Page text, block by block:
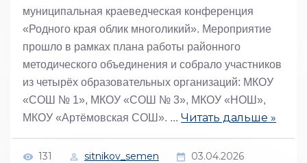
муниципальная краеведческая конференция
«Родного края облик многоликий». Мероприятие
прошло в рамках плана работы районного
методического объединения и собрало участников
из четырёх образовательных организаций: МКОУ
«СОШ № 1», МКОУ «СОШ № 3», МКОУ «НОШ»,
МКОУ «Артёмовская СОШ». ... Читать дальше »
131 sitnikov_semen 03.04.2026